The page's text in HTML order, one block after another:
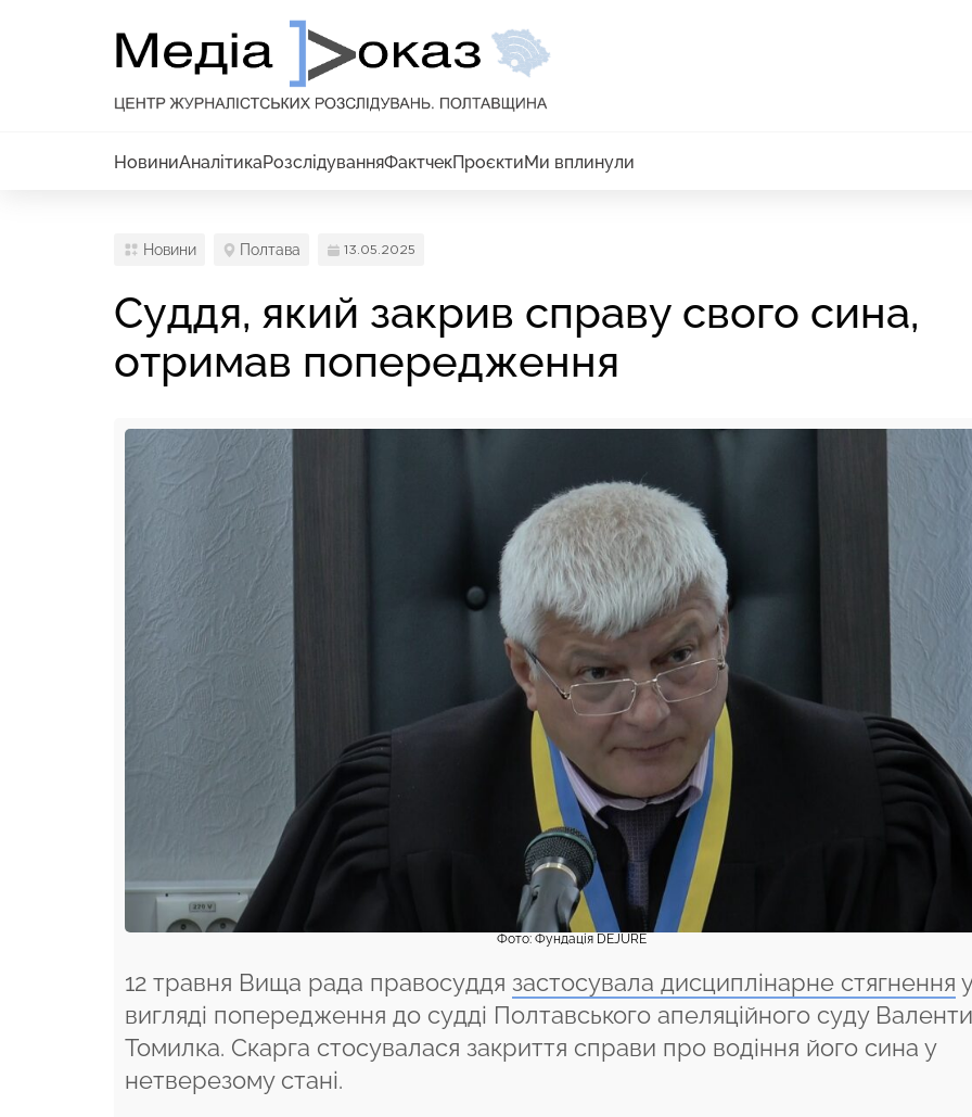
НовиниАналітикаРозслідуванняФактчекПроєктиМи вплинули
Новини Полтава 13.05.2025
Суддя, який закрив справу свого сина,
отримав попередження
Фото: Фундація DEJURE
12 травня Вища рада правосуддя застосувала дисциплінарне стягнення у
вигляді попередження до судді Полтавського апеляційного суду
Томилка. Скарга стосувалася закриття справи про водіння його сина у
нетверезому стані.